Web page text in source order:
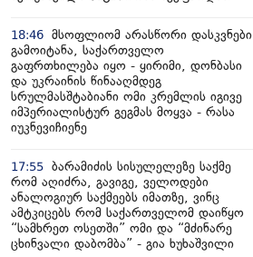
18:46 მსოფლიომ არასწორი დასკვნები
გამოიტანა, საქართველო
გაფრთხილება იყო - ყირიმი, დონბასი
და უკრაინის წინააღმდეგ
სრულმასშტაბიანი ომი კრემლის იგივე
იმპერიალისტურ გეგმას მოყვა - რასა
იუკნევიჩიენე
17:55 ბარამიძის სისულელეზე საქმე
რომ აღიძრა, გავიგე, ველოდები
ანალოგიურ საქმეებს იმათზე, ვინც
ამტკიცებს რომ საქართველომ დაიწყო
“სამხრეთ ოსეთში” ომი და “მძინარე
ცხინვალი დაბომბა” - გია ხუხაშვილი